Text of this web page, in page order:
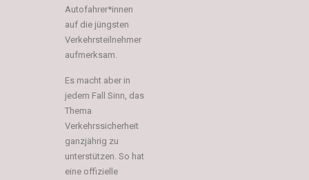
Autofahrer*innen
auf die jüngsten
Verkehrsteilnehmer
aufmerksam.
Es macht aber in
jedem Fall Sinn, das
Thema
Verkehrssicherheit
ganzjährig zu
unterstützen. So hat
eine offizielle